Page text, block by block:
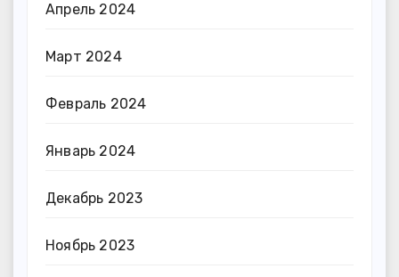
Апрель 2024
Март 2024
Февраль 2024
Январь 2024
Декабрь 2023
Ноябрь 2023